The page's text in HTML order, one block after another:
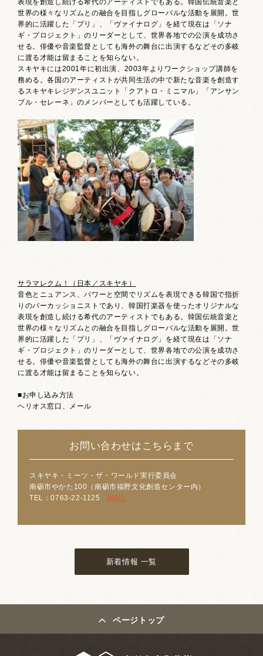
表現を創造し続ける希代のアーティストでもある。韓国伝統音楽と
世界の様々なリズムとの融合を目指しグローバルな活動を展開。世
界的に活躍した「プリ」、「ヴァイナログ」を経て現在は「ソナ
ギ・プロジェクト」のリーダーとして、世界各地での公演を成功さ
せる。俳優や音楽監督としても海外の舞台に出演するなどその多岐
に渡る才能は留まることを知らない。
スキヤキには2001年に初出演、2003年よりワークショップ講師を
務める。各国のアーティストが共同生活の中で新たな音楽を創造す
るスキヤキレジデンスユニット「クアトロ・ミニマル」「アンサン
ブル・セレーネ」のメンバーとしても活躍している。
サラマレクム！（日本／スキヤキ）
音色とニュアンス、パワーと空間でリズムを表現できる韓国で指折
りのパーカッショニストであり、韓国打楽器を使ったオリジナルな
表現を創造し続ける希代のアーティストでもある。韓国伝統音楽と
世界の様々なリズムとの融合を目指しグローバルな活動を展開。世
界的に活躍した「プリ」、「ヴァイナログ」を経て現在は「ソナ
ギ・プロジェクト」のリーダーとして、世界各地での公演を成功さ
せる。俳優や音楽監督としても海外の舞台に出演するなどその多岐
に渡る才能は留まることを知らない。
■お申し込み方法
ヘリオス窓口、メール
お問い合わせはこちらまで
スキヤキ・ミーツ・ザ・ワールド実行委員会
南砺市やかた100（南砺市福野文化創造センター内）
TEL：0763-22-1125
MAIL
新着情報 一覧
ページトップ